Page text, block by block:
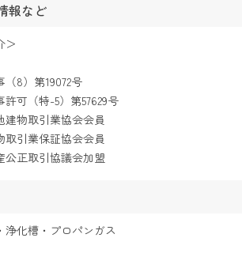
報など
＞
8）第19072号
可（特-5）第57629号
建物取引業協会会員
取引業保証協会会員
公正取引協議会加盟
化槽・プロパンガス